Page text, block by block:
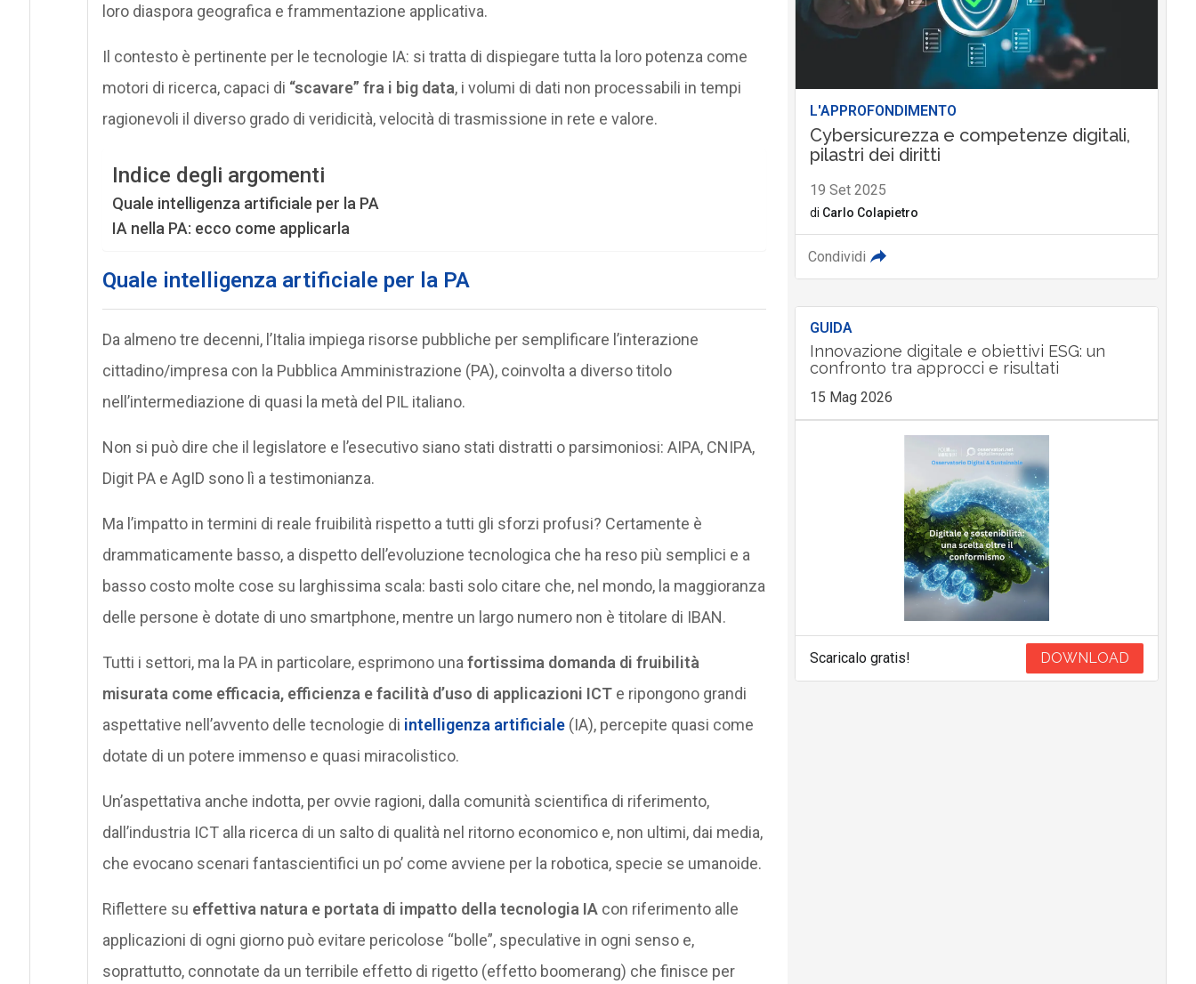
loro diaspora geografica e frammentazione applicativa.
Il contesto è pertinente per le tecnologie IA: si tratta di dispiegare tutta la loro potenza come
motori di ricerca, capaci di “scavare” fra i big data, i volumi di dati non processabili in tempi
ragionevoli il diverso grado di veridicità, velocità di trasmissione in rete e valore.
Indice degli argomenti
Quale intelligenza artificiale per la PA
IA nella PA: ecco come applicarla
Quale intelligenza artificiale per la PA
Da almeno tre decenni, l’Italia impiega risorse pubbliche per semplificare l’interazione
cittadino/impresa con la Pubblica Amministrazione (PA), coinvolta a diverso titolo
nell’intermediazione di quasi la metà del PIL italiano.
Non si può dire che il legislatore e l’esecutivo siano stati distratti o parsimoniosi: AIPA, CNIPA,
Digit PA e AgID sono lì a testimonianza.
Ma l’impatto in termini di reale fruibilità rispetto a tutti gli sforzi profusi? Certamente è
drammaticamente basso, a dispetto dell’evoluzione tecnologica che ha reso più semplici e a
basso costo molte cose su larghissima scala: basti solo citare che, nel mondo, la maggioranza
delle persone è dotate di uno smartphone, mentre un largo numero non è titolare di IBAN.
Tutti i settori, ma la PA in particolare, esprimono una fortissima domanda di fruibilità
misurata come efficacia, efficienza e facilità d’uso di applicazioni ICTe ripongono grandi
aspettative nell’avvento delle tecnologie di intelligenza artificiale(IA), percepite quasi come
dotate di un potere immenso e quasi miracolistico.
Un’aspettativa anche indotta, per ovvie ragioni, dalla comunità scientifica di riferimento,
dall’industria ICT alla ricerca di un salto di qualità nel ritorno economico e, non ultimi, dai media,
che evocano scenari fantascientifici un po’ come avviene per la robotica, specie se umanoide.
Riflettere su effettiva natura e portata di impatto della tecnologia IAcon riferimento alle
applicazioni di ogni giorno può evitare pericolose “bolle”, speculative in ogni senso e,
soprattutto, connotate da un terribile effetto di rigetto (effetto boomerang) che finisce per
L'APPROFONDIMENTO
Cybersicurezza e competenze digitali,
pilastri dei diritti
19 Set 2025
di Carlo Colapietro
Condividi
GUIDA
Innovazione digitale e obiettivi ESG: un
confronto tra approcci e risultati
15 Mag 2026
Scaricalo gratis! DOWNLOAD